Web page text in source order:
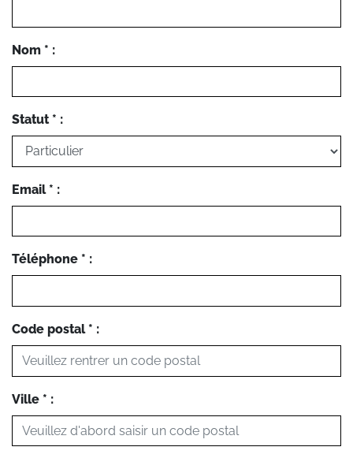
Nom * :
Statut * :
Email * :
Téléphone * :
Code postal * :
Ville * :